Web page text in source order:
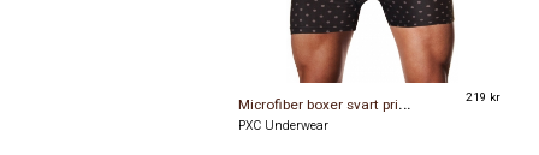
M
icrofiber boxer svart prickar 219 kr
PXC Underwear